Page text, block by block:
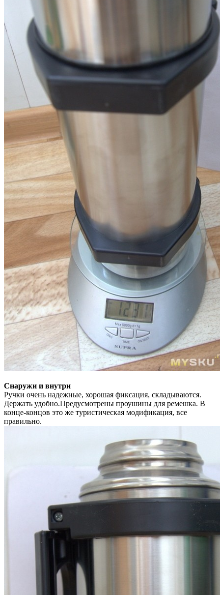
Снаружи и внутри
Ручки очень надежные, хорошая фиксация, складываются.
Держать удобно.Предусмотрены проушины для ремешка. В
конце-концов это же туристическая модификация, все
правильно.